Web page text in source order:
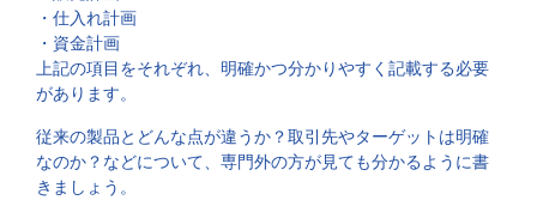
・仕入れ計画
・資金計画
上記の項目をそれぞれ、明確かつ分かりやすく記載する必要
があります。
従来の製品とどんな点が違うか？取引先やターゲットは明確
なのか？などについて、専門外の方が見ても分かるように書
きましょう。